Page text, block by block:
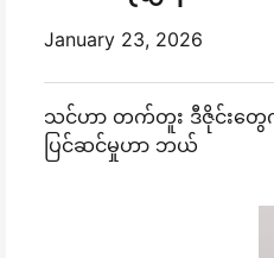
January 23, 2026
သင်ဟာ တက်တူး ဒီဇိုင်းတွေကို
ပြင်ဆင်မှုဟာ ဘယ်